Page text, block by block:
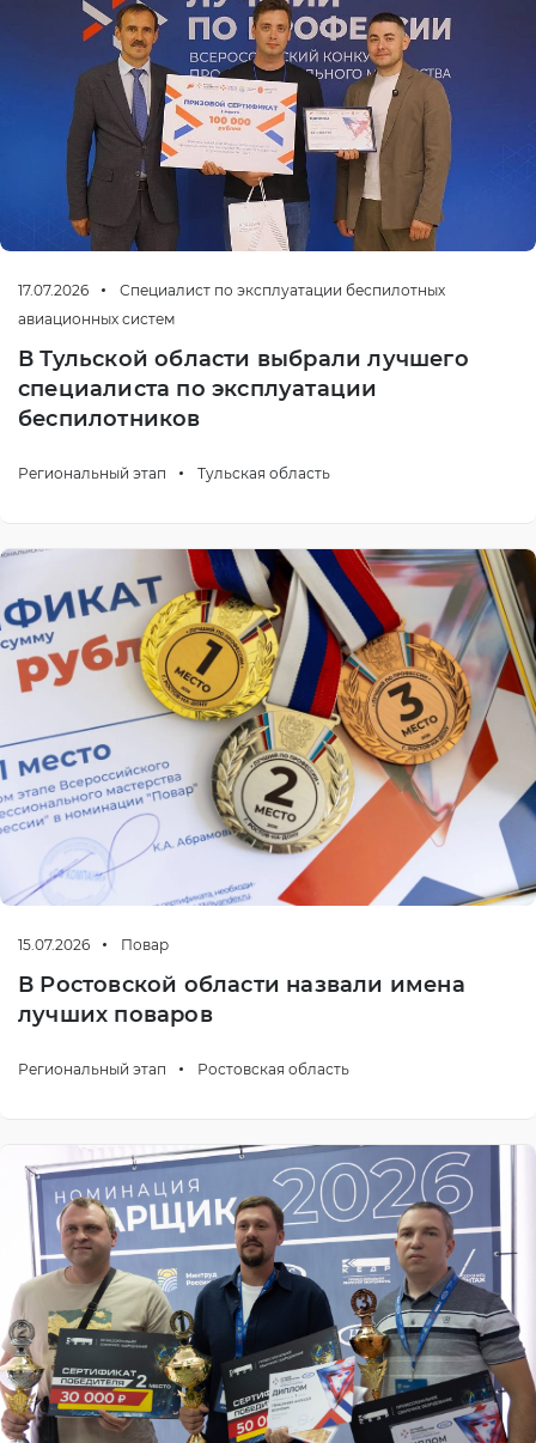
17.07.2026
Специалист по эксплуатации беспилотных
авиационных систем
В Тульской области выбрали лучшего
специалиста по эксплуатации
беспилотников
Региональный этап Тульская область
15.07.2026 Повар
В Ростовской области назвали имена
лучших поваров
Региональный этап Ростовская область